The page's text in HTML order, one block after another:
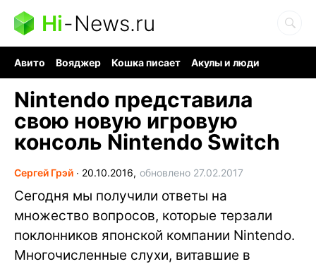
Hi-News.ru
Авито Вояджер Кошка писает
Акулы и люди
Nintendo представила
свою новую игровую
консоль Nintendo Switch
Сергей Грэй ∙ 20.10.2016, обновлено 27.02.2017
Сегодня мы получили ответы на
множество вопросов, которые терзали
поклонников японской компании Nintendo.
Многочисленные слухи, витавшие в